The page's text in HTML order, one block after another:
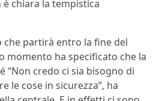
è chiara la tempistica
che partirà entro la fine del
momento ha specificato che la
“Non credo ci sia bisogno di
le cose in sicurezza”, ha